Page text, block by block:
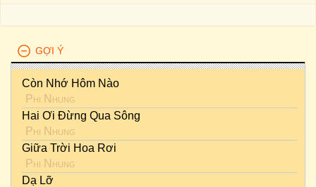
GỢI Ý
Còn Nhớ Hôm Nào
Phi Nhung
Hai Ơi Đừng Qua Sông
Phi Nhung
Giữa Trời Hoa Rơi
Phi Nhung
Dạ Lỡ